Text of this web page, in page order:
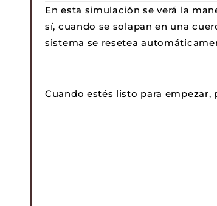
En esta simulación se verá la
sí, cuando se solapan en una
sistema se resetea
Cuando estés listo para empezar,